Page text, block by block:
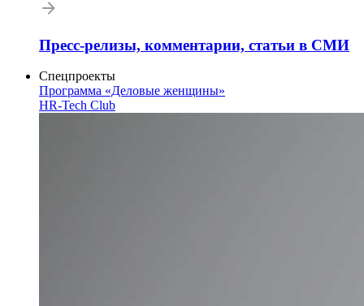
Пресс-релизы, комментарии, статьи в СМИ
Спецпроекты
Программа «Деловые женщины»
HR-Tech Club